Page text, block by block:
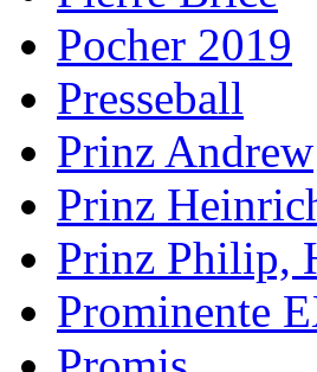
Pocher 2019
Presseball
Prinz Andrew
Prinz
Prinz Philip,
Prominente